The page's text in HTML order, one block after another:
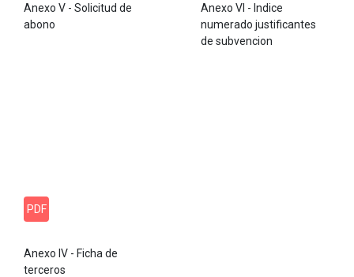
Anexo V - Solicitud de
abono
Anexo VI - Indice
numerado justificantes
de subvencion
PDF
Anexo IV - Ficha de
terceros